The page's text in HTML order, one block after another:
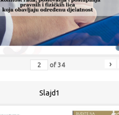
of 34 ›
Slajd1